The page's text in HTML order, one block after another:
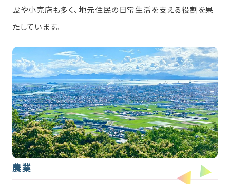
設や小売店も多く、地元住民の日常生活を支える役割を果
たしています。
農業